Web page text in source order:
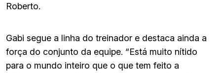
Roberto.
Gabi segue a linha do treinador e destaca ainda a
força do conjunto da equipe. “Está muito nítido
para o mundo inteiro que o que tem feito a